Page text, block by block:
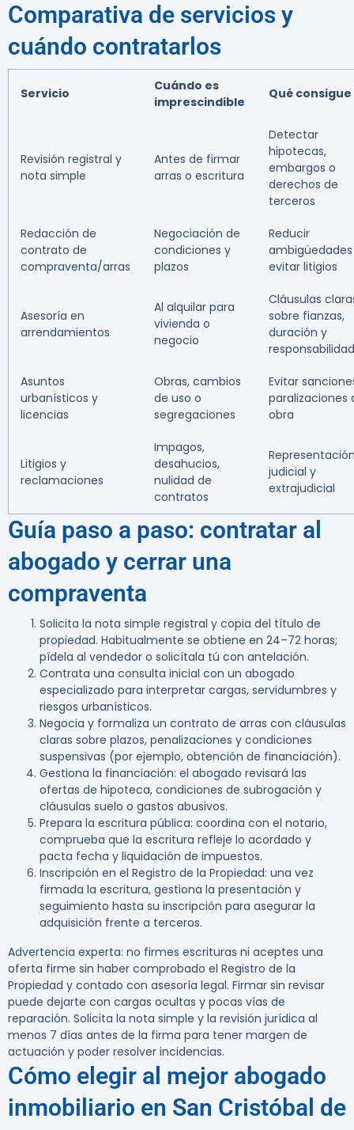
Comparativa de servicios y
cuándo contratarlos
Servicio
Cuándo es
imprescindible
Qué consigue
Revisión registral y
nota simple
Antes de firmar
arras o escritura
Detectar
hipotecas,
embargos o
derechos de
terceros
Redacción de
contrato de
compraventa/arras
Negociación de
condiciones y
plazos
Reducir
evitar litigios
Asesoría en
arrendamientos
Al alquilar para
vivienda o
negocio
Cláusulas
sobre fianzas,
duración y
Asuntos
urbanísticos y
licencias
Obras, cambios
de uso o
segregaciones
Evitar
paralizaciones
obra
Litigios y
reclamaciones
Impagos,
desahucios,
nulidad de
contratos
judicial y
extrajudicial
Guía paso a paso: contratar al
abogado y cerrar una
compraventa
Solicita la nota simple registral y copia del título de
propiedad. Habitualmente se obtiene en 24–72 horas;
pídela al vendedor o solicítala tú con antelación.
Contrata una consulta inicial con un abogado
especializado para interpretar cargas, servidumbres y
riesgos urbanísticos.
Negocia y formaliza un contrato de arras con cláusulas
claras sobre plazos, penalizaciones y condiciones
suspensivas (por ejemplo, obtención de financiación).
Gestiona la financiación: el abogado revisará las
ofertas de hipoteca, condiciones de subrogación y
cláusulas suelo o gastos abusivos.
Prepara la escritura pública: coordina con el notario,
comprueba que la escritura refleje lo acordado y
pacta fecha y liquidación de impuestos.
Inscripción en el Registro de la Propiedad: una vez
firmada la escritura, gestiona la presentación y
seguimiento hasta su inscripción para asegurar la
adquisición frente a terceros.
Advertencia experta: no firmes escrituras ni aceptes una
oferta firme sin haber comprobado el Registro de la
Propiedad y contado con asesoría legal. Firmar sin revisar
puede dejarte con cargas ocultas y pocas vías de
reparación. Solicita la nota simple y la revisión jurídica al
menos 7 días antes de la firma para tener margen de
actuación y poder resolver incidencias.
Cómo elegir al mejor abogado
inmobiliario en San Cristóbal de